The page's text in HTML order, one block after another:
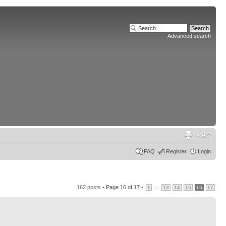
Advanced search
FAQ Register Login
162 posts • Page 16 of 17 • 1 13 14 15 16 17